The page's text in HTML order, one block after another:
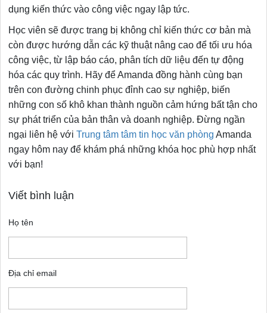
dụng kiến thức vào công việc ngay lập tức.
Học viên sẽ được trang bị không chỉ kiến thức cơ bản mà
còn được hướng dẫn các kỹ thuật nâng cao để tối ưu hóa
công việc, từ lập báo cáo, phân tích dữ liệu đến tự động
hóa các quy trình. Hãy để Amanda đồng hành cùng bạn
trên con đường chinh phục đỉnh cao sự nghiệp, biến
những con số khô khan thành nguồn cảm hứng bất tận cho
sự phát triển của bản thân và doanh nghiệp. Đừng ngần
ngại liên hệ vớiTrung tâm tâm tin học văn phòng Amanda
ngay hôm nay để khám phá những khóa học phù hợp nhất
với bạn!
Viết bình luận
Họ tên
Địa chỉ email